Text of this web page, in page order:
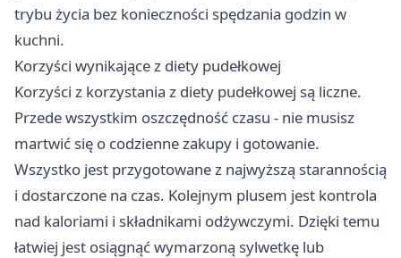
trybu życia bez konieczności spędzania godzin w
kuchni.
Korzyści wynikające z diety pudełkowej
Korzyści z korzystania z diety pudełkowej są liczne.
Przede wszystkim oszczędność czasu - nie musisz
martwić się o codzienne zakupy i gotowanie.
Wszystko jest przygotowane z najwyższą starannością
i dostarczone na czas. Kolejnym plusem jest kontrola
nad kaloriami i składnikami odżywczymi. Dzięki temu
łatwiej jest osiągnąć wymarzoną sylwetkę lub